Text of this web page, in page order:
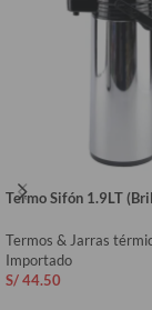
Termo Sifón 1.9LT
Termos & Jarras
Importado
S/44.50